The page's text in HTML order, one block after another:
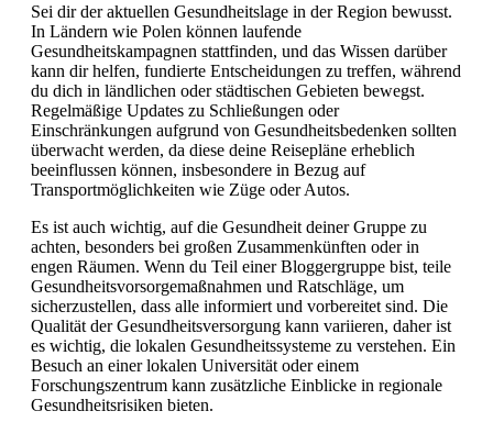
Sei dir der aktuellen Gesundheitslage in der Region bewusst.
In Ländern wie Polen können laufende
Gesundheitskampagnen stattfinden, und das Wissen darüber
kann dir helfen, fundierte Entscheidungen zu treffen, während
du dich in ländlichen oder städtischen Gebieten bewegst.
Regelmäßige Updates zu Schließungen oder
Einschränkungen aufgrund von Gesundheitsbedenken sollten
überwacht werden, da diese deine Reisepläne erheblich
beeinflussen können, insbesondere in Bezug auf
Transportmöglichkeiten wie Züge oder Autos.
Es ist auch wichtig, auf die Gesundheit deiner Gruppe zu
achten, besonders bei großen Zusammenkünften oder in
engen Räumen. Wenn du Teil einer Bloggergruppe bist, teile
Gesundheitsvorsorgemaßnahmen und Ratschläge, um
sicherzustellen, dass alle informiert und vorbereitet sind. Die
Qualität der Gesundheitsversorgung kann variieren, daher ist
es wichtig, die lokalen Gesundheitssysteme zu verstehen. Ein
Besuch an einer lokalen Universität oder einem
Forschungszentrum kann zusätzliche Einblicke in regionale
Gesundheitsrisiken bieten.